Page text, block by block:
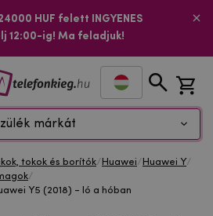
HUF felett INGYENES
12:00-ig! Ma feladjuk!
márkát
tokok és borítók/ Huawei/ Huawei Y/
/
Y5 (2018) - ló a hóban